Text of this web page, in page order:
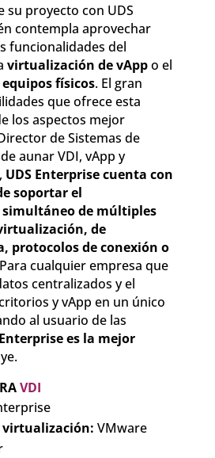
su proyecto con UDS
contempla aprovechar
funcionalidades del
virtualización de vAppo el
físicos. El gran
que ofrece esta
los aspectos mejor
de Sistemas de
aunar VDI, vApp y
UDS Enterprise cuenta con
soportar el
de múltiples
de
protocolos de conexión o
cualquier empresa que
centralizados y el
y vApp en un único
al usuario de las
es la mejor
VDI
VMware